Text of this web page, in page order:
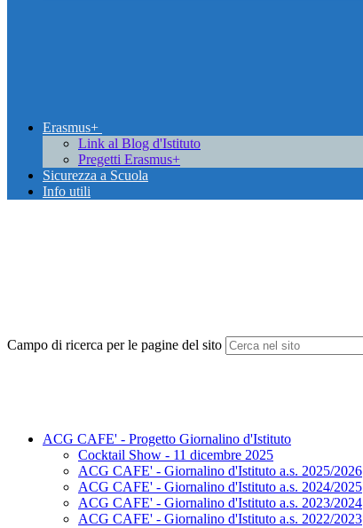
Erasmus+
Link al Blog d'Istituto
Pregetti Erasmus+
Sicurezza a Scuola
Info utili
Campo di ricerca per le pagine del sito
ACG CAFE' - Progetto Giornalino d'Istituto
Cocktail Show - 11 dicembre 2025
ACG CAFE' - Giornalino d'Istituto a.s. 2025/2026
ACG CAFE' - Giornalino d'Istituto a.s. 2024/2025
ACG CAFE' - Giornalino d'Istituto a.s. 2023/2024
ACG CAFE' - Giornalino d'Istituto a.s. 2022/2023